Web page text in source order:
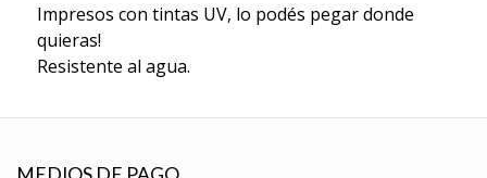
Impresos con tintas UV, lo podés pegar donde
quieras!
Resistente al agua.